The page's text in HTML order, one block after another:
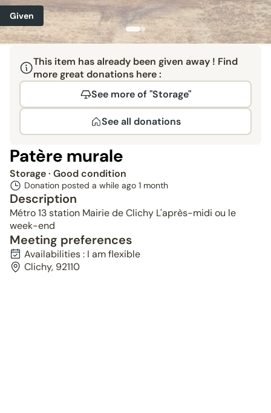
Given
This item has already been given away ! Find
more great donations here :
See more of "Storage"
See all donations
Patère murale
Storage· Good condition
Donation posted a while ago 1 month
Description
Métro 13 station Mairie de Clichy L'après-midi ou le
week-end
Meeting preferences
Availabilities : I am flexible
Clichy, 92110